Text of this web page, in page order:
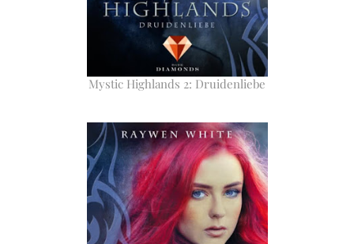
Mystic Highlands 2: Druidenliebe